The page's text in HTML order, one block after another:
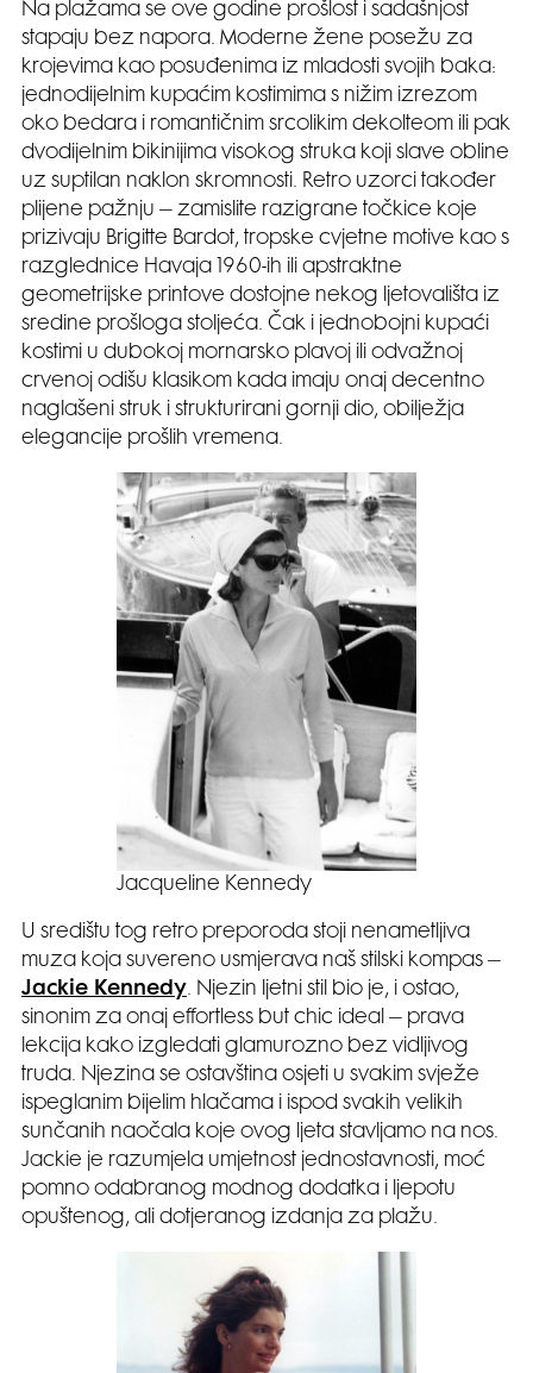
Na plažama se ove godine prošlost i sadašnjost
stapaju bez napora. Moderne žene posežu za
krojevima kao posuđenima iz mladosti svojih baka:
jednodijelnim kupaćim kostimima s nižim izrezom
oko bedara i romantičnim srcolikim dekolteom ili pak
dvodijelnim bikinijima visokog struka koji slave obline
uz suptilan naklon skromnosti. Retro uzorci također
plijene pažnju – zamislite razigrane točkice koje
prizivaju Brigitte Bardot, tropske cvjetne motive kao s
razglednice Havaja 1960‑ih ili apstraktne
geometrijske printove dostojne nekog ljetovališta iz
sredine prošloga stoljeća. Čak i jednobojni kupaći
kostimi u dubokoj mornarsko plavoj ili odvažnoj
crvenoj odišu klasikom kada imaju onaj decentno
naglašeni struk i strukturirani gornji dio, obilježja
elegancije prošlih vremena.
Jacqueline Kennedy
U središtu tog retro preporoda stoji nenametljiva
muza koja suvereno usmjerava naš stilski kompas –
Jackie Kennedy. Njezin ljetni stil bio je, i ostao,
sinonim za onaj effortless but chic ideal – prava
lekcija kako izgledati glamurozno bez vidljivog
truda. Njezina se ostavština osjeti u svakim svježe
ispeglanim bijelim hlačama i ispod svakih velikih
sunčanih naočala koje ovog ljeta stavljamo na nos.
Jackie je razumjela umjetnost jednostavnosti, moć
pomno odabranog modnog dodatka i ljepotu
opuštenog, ali dotjeranog izdanja za plažu.